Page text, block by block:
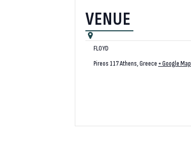
VENUE
FLOYD
Pireos 117Athens,Greece + Google Map